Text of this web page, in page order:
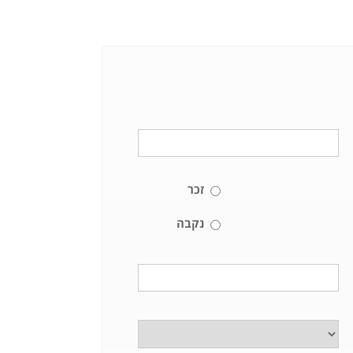
זכר
נקבה